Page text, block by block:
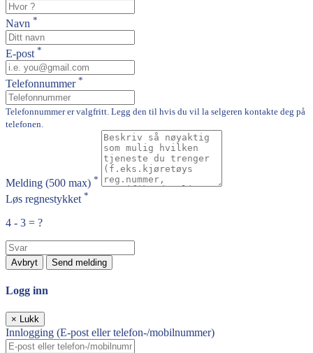
Navn *
E-post *
Telefonnummer *
Telefonnummer er valgfritt. Legg den til hvis du vil la selgeren kontakte deg på
telefonen.
Melding (500 max) *
Løs regnestykket *
4 - 3 = ?
Avbryt Send melding
Logg inn
× Lukk
Innlogging (E-post eller telefon-/mobilnummer)